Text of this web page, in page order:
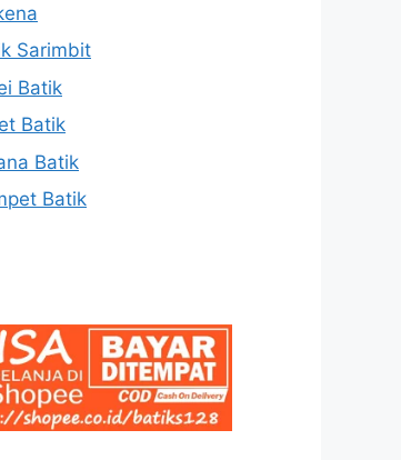
Sarimbit
Batik
Batik
Batik
Batik